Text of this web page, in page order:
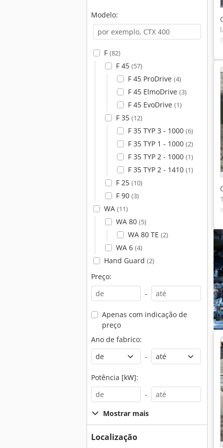
Modelo:
F (82)
F 45 (57)
F 45 ProDrive (4)
F 45 ElmoDrive (3)
F 45 EvoDrive (1)
F 35 (12)
F 35 TYP 3 - 1000 (6)
F 35 TYP 1 - 1000 (2)
F 35 TYP 2 - 1000 (1)
F 35 TYP 2 - 1410 (1)
F 25 (10)
F 90 (3)
WA (11)
WA 80 (5)
WA 80 TE (2)
WA 6 (4)
Hand Guard (2)
Preço:
-
Apenas com indicação de
preço
Ano de fabrico:
-
Potência [kW]:
-
Mostrar mais
Localização